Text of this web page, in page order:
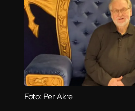
Foto: Per Akre